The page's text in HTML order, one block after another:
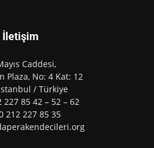
İletişim
Caddesi,
Plaza, No: 4 Kat: 12
/ Türkiye
227 85 42 – 52 – 62
212 227 85 35